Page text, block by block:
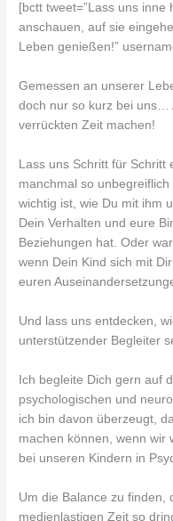
[bctt tweet=”Lass uns
anschauen, auf sie
Leben genießen!”
Gemessen an unserer
doch nur so kurz bei uns…
verrückten Zeit machen!
Lass uns Schritt für Schritt
manchmal so
wichtig ist, wie Du mit ihm
Dein Verhalten und eure
Beziehungen hat. Oder
wenn Dein Kind sich mit
euren
Und lass uns entdecken,
unterstützender Begleiter
Ich begleite Dich gern auf
psychologischen und
ich bin davon überzeugt,
machen können, wenn wir
bei unseren Kindern in
Um die Balance zu finden,
medienlastigen Zeit so